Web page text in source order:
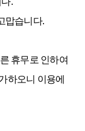
맙습니다.
휴무로 인하여
하오니 이용에